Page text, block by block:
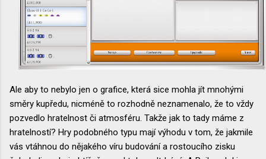
Ale aby to nebylo jen o grafice, která sice mohla jít mnohými
směry kupředu, nicméně to rozhodně neznamenalo, že to vždy
pozvedlo hratelnost či atmosféru. Takže jak to tady máme z
hratelností? Hry podobného typu mají výhodu v tom, že jakmile
vás vtáhnou do nějakého víru budování a rostoucího zisku